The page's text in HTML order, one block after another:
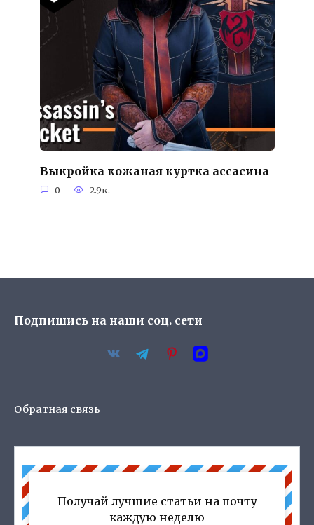
Выкройка кожаная куртка ассасина
0 2.9к.
Подпишись на наши соц. сети
Обратная связь
Получай лучшие статьи на почту
каждую неделю